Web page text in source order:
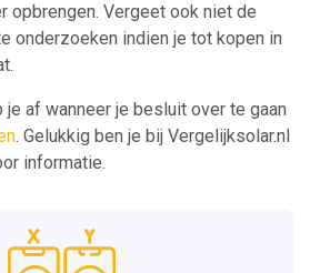
opbrengen. Vergeet ook niet de
onderzoeken indien je tot kopen in
je af wanneer je besluit over te gaan
. Gelukkig ben je bij Vergelijksolar.nl
informatie.